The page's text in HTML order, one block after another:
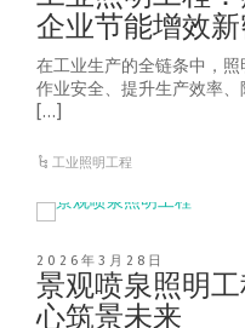
企业节能增效
在工业生产的全链条中，
作业安全、提升生产效率
[…]
工业照明工程
2026年3月28日
景观喷泉照明
心筑景未来